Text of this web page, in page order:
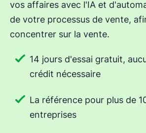
vos affaires avec l'IA et
de votre processus de vente,
concentrer sur la vente.
14 jours d'essai gratuit,
crédit nécessaire
La référence pour plus de
entreprises